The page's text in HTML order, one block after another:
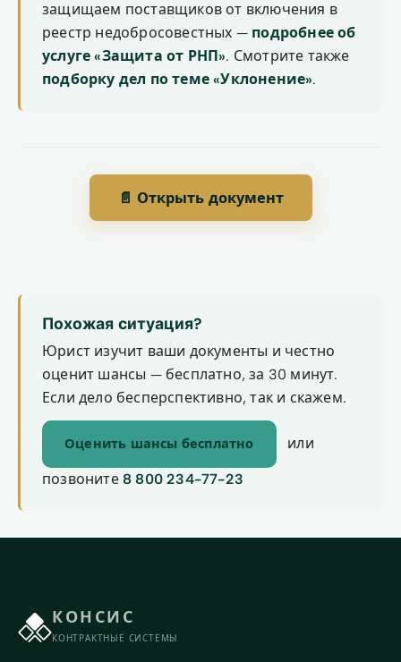
защищаем поставщиков от включения в
реестр недобросовестных — подробнее об
услуге «Защита от РНП». Смотрите также
подборку дел по теме «Уклонение».
📄 Открыть документ
Похожая ситуация?
Юрист изучит ваши документы и честно
оценит шансы — бесплатно, за 30 минут.
Если дело бесперспективно, так и скажем.
Оценить шансы бесплатно или
позвоните 8 800 234-77-23
КОНСИС
КОНТРАКТНЫЕ СИСТЕМЫ